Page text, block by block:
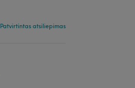
Patvirtintas atsiliepimas